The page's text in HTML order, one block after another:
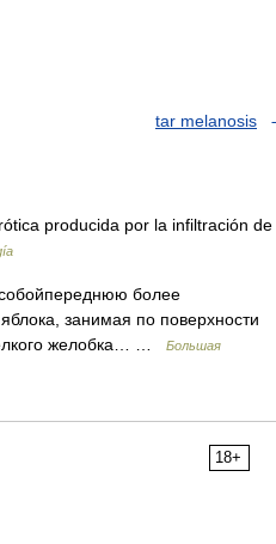
tar melanosis
producida por la infiltración de
более
занимая по поверхности
желобка… …
Большая
18+